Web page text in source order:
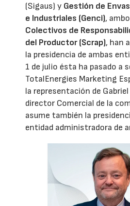
(Sigaus) y Gestión de
e Industriales (Genci),
Colectivos de
del Productor (Scrap), han
la presidencia de ambas
1 de julio ésta ha pasado a
TotalEnergies Marketing
la representación de Gabriel
director Comercial de la
asume también la
entidad administradora de